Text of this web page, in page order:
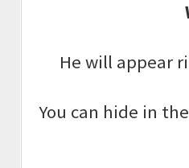
He will appear
You can hide in